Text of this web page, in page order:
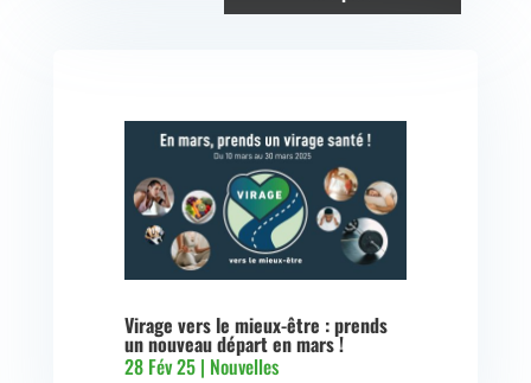
Virage vers le mieux-être : prends
un nouveau départ en mars !
28 Fév 25| Nouvelles